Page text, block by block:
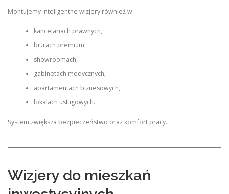
Montujemy inteligentne wizjery również w:
kancelariach prawnych,
biurach premium,
showroomach,
gabinetach medycznych,
apartamentach biznesowych,
lokalach usługowych.
System zwiększa bezpieczeństwo oraz komfort pracy.
Wizjery do mieszkań